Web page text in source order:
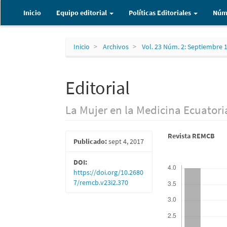
principal
Contenido
Inicio Equipo editorial Políticas Editoriales
Inicio Archivos Vol. 23 Núm. 2: Septiembre
Editorial
La Mujer en la Medicina
Barra
lateral
del
artículo
Publicado:sept 4, 2017
DOI:
https://doi.org/10.2680
7/remcb.v23i2.370
Contenido
del
artículo
Revista REMCB